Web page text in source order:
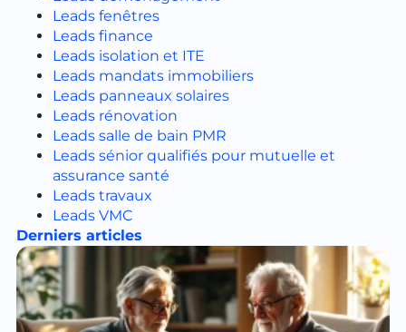
Leads fenêtres
Leads finance
Leads isolation et ITE
Leads mandats immobiliers
Leads panneaux solaires
Leads rénovation
Leads salle de bain PMR
Leads sénior qualifiés pour mutuelle et
assurance santé
Leads travaux
Leads VMC
Derniers articles